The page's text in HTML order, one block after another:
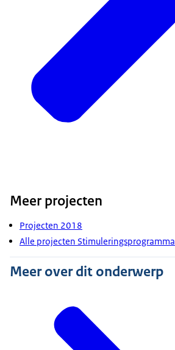
Meer projecten
Projecten 2018
Alle projecten Stimuleringsprogramma
Meer over dit onderwerp